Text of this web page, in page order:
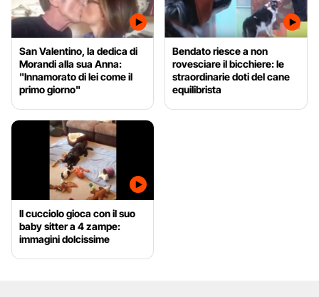
San Valentino, la dedica di
Morandi alla sua Anna:
"Innamorato di lei come il
primo giorno"
Bendato riesce a non
rovesciare il bicchiere: le
straordinarie doti del cane
equilibrista
Il cucciolo gioca con il suo
baby sitter a 4 zampe:
immagini dolcissime